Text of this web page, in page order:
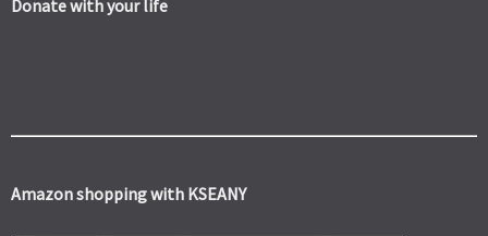
Donate with your life
Amazon shopping with KSEANY